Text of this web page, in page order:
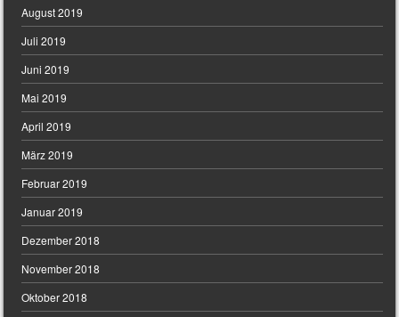
August 2019
Juli 2019
Juni 2019
Mai 2019
April 2019
März 2019
Februar 2019
Januar 2019
Dezember 2018
November 2018
Oktober 2018